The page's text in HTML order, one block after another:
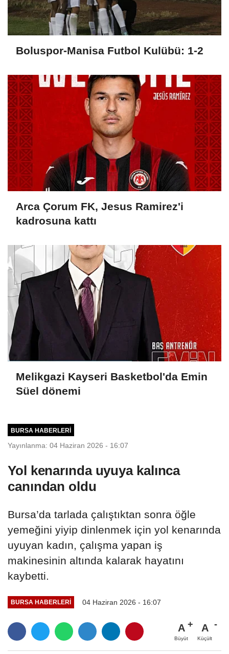
Boluspor-Manisa Futbol Kulübü: 1-2
Arca Çorum FK, Jesus Ramirez'i
kadrosuna kattı
Melikgazi Kayseri Basketbol'da Emin
Süel dönemi
BURSA HABERLERI
Yayınlanma: 04 Haziran 2026 - 16:07
Yol kenarında uyuya kalınca
canından oldu
Bursa’da tarlada çalıştıktan sonra öğle
yemeğini yiyip dinlenmek için yol kenarında
uyuyan kadın, çalışma yapan iş
makinesinin altında kalarak hayatını
kaybetti.
BURSA HABERLERI 04 Haziran 2026 - 16:07
A
Büyüt
A
Küçült